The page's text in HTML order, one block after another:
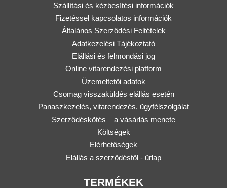
Szállítási és kézbesítési információk
Fizetéssel kapcsolatos információk
Általános Szerződési Feltételek
Adatkezelési Tájékoztató
Elállási és felmondási jog
Online vitarendezési platform
Üzemeltetői adatok
Csomag visszaküldés elállás esetén
Panaszkezelés, vitarendezés, ügyfélszolgálat
Szerződéskötés – a vásárlás menete
Költségek
Elérhetőségek
Elállás a szerződéstől - űrlap
TERMÉKEK